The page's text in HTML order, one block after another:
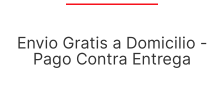
Envio Gratis a Domicilio -
Pago Contra Entrega